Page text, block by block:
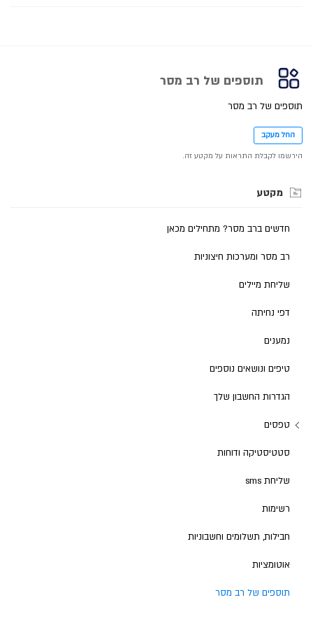
תוספים של רב מסר
תוספים של רב מסר
החל מעקב
הירשמו לקבלת התראות על מקטע זה.
מקטע
חדשים ברב מסר? מתחילים מכאן
רב מסר ומערכות חיצוניות
שליחת מיילים
דפי נחיתה
נמענים
טיפים ונושאים נוספים
הגדרות החשבון שלך
טפסים
סטטיסטיקה ודוחות
שליחת sms
רשימות
חבילות, תשלומים וחשבוניות
אוטומציות
תוספים של רב מסר